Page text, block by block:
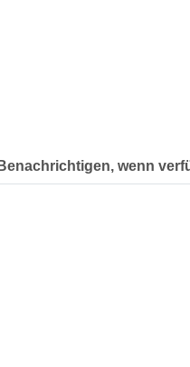
Benachrichtigen, wenn